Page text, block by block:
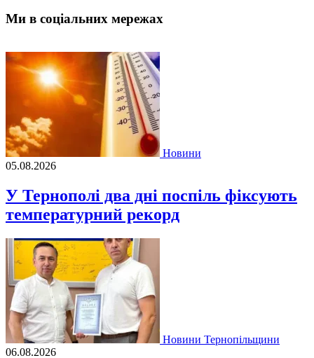
Ми в соціальних мережах
Новини
05.08.2026
У Тернополі два дні поспіль фіксують
температурний рекорд
Новини Тернопільщини
06.08.2026